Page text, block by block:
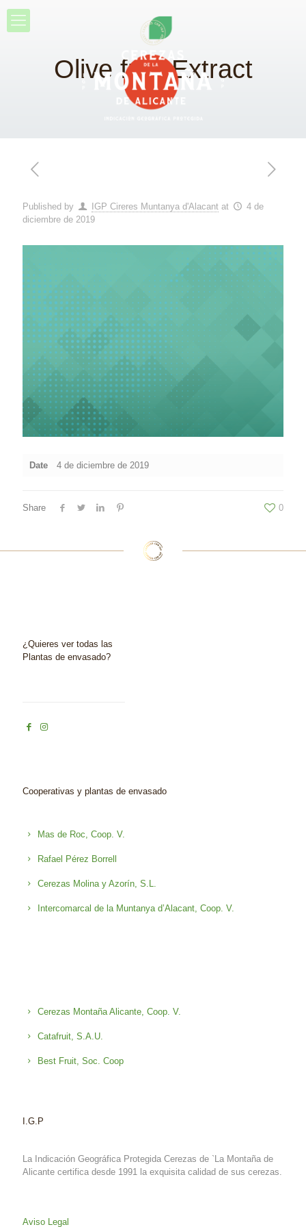
Olive fruit Extract
Published by IGP Cireres Muntanya d'Alacant at
4 de
diciembre de 2019
Date 4 de diciembre de 2019
Share 0
¿Quieres ver todas las
Plantas de envasado?
Cooperativas y plantas de envasado
Mas de Roc, Coop. V.
Rafael Pérez Borrell
Cerezas Molina y Azorín, S.L.
Intercomarcal de la Muntanya d’Alacant, Coop. V.
Cerezas Montaña Alicante, Coop. V.
Catafruit, S.A.U.
Best Fruit, Soc. Coop
I.G.P
La Indicación Geográfica Protegida Cerezas de `La Montaña de
Alicante certifica desde 1991 la exquisita calidad de sus cerezas.
Aviso Legal